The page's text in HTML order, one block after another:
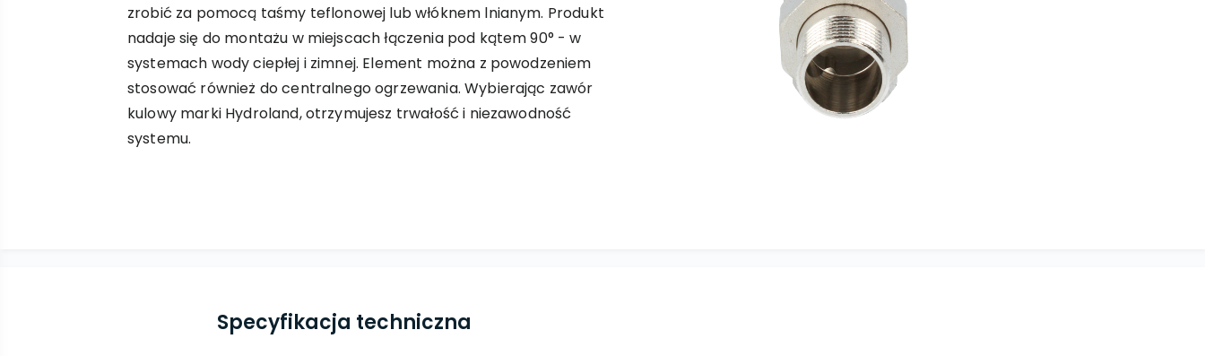
zrobić za pomocą taśmy teflonowej lub włóknem lnianym. Produkt
nadaje się do montażu w miejscach łączenia pod kątem 90° - w
systemach wody ciepłej i zimnej. Element można z powodzeniem
stosować również do centralnego ogrzewania. Wybierając zawór
kulowy marki Hydroland, otrzymujesz trwałość i niezawodność
systemu.
Specyfikacja techniczna